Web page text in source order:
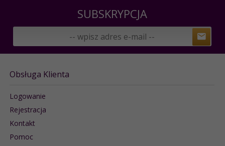
SUBSKRYPCJA
Obsługa Klienta
Logowanie
Rejestracja
Kontakt
Pomoc